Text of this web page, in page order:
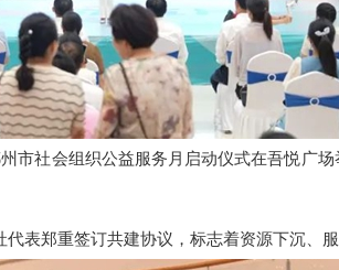
社会组织公益服务月启动仪式在吾悦广场
表郑重签订共建协议，标志着资源下沉、